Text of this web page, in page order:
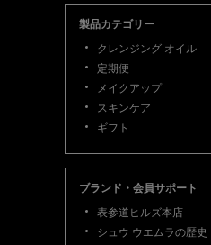
製品カテゴリー
クレンジング オイル
定期便
メイクアップ
スキンケア
ギフト
ブランド・会員サポート
表参道ヒルズ本店
シュウ ウエムラの歴史